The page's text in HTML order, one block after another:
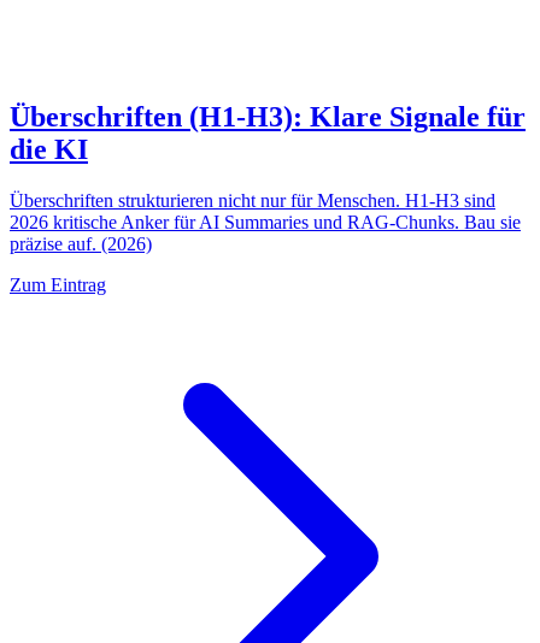
Überschriften (H1-H3): Klare Signale für
die KI
Überschriften strukturieren nicht nur für Menschen. H1-H3 sind
2026 kritische Anker für AI Summaries und RAG-Chunks. Bau sie
präzise auf. (2026)
Zum Eintrag